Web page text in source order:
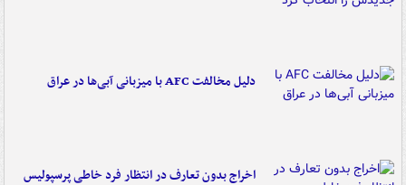
دلیل مخالفت AFC با میزبانی آبی‌ها در عراق
اخراج بدون تعارف در انتظار فرد خاطی پرسپولیس